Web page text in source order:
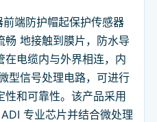
端防护帽起保护传感器
畅 地接触到膜片，防水导
在电缆内与外界相连，内
型信号处理电路，可进行
性和可靠性。该产品采用
专业芯片并结合微处理